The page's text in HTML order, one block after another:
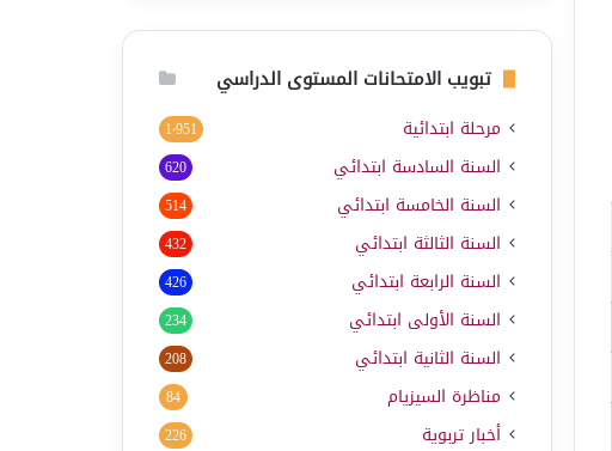
تبويب الامتحانات المستوى الدراسي
مرحلة ابتدائية 1٬951
السنة السادسة ابتدائي 620
السنة الخامسة ابتدائي 514
السنة الثالثة ابتدائي 432
السنة الرابعة ابتدائي 426
السنة الأولى ابتدائي 234
السنة الثانية ابتدائي 208
مناظرة السيزيام 84
أخبار تربوية 226